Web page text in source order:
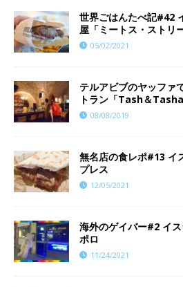
世界ごはんたべ記#42
屋「ミートス・ストリ
05/02/2021
テルアビブのヤッファ
トラン「Tash＆Tasha
08/08/2019
無名店の食レポ#13 イ
プレス
12/05/2021
海外のゲイバー#2 イ
ポロ
11/24/2021